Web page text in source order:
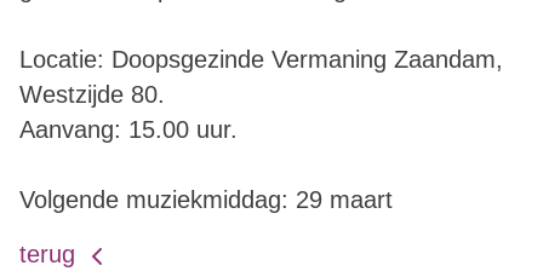
Locatie: Doopsgezinde Vermaning Zaandam,
Westzijde 80.
Aanvang: 15.00 uur.
Volgende muziekmiddag: 29 maart
terug